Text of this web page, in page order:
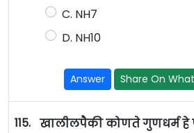
C. NH7
D. NH10
Answer Share On
115. खालीलपैकी कोणते गुणधर्म हे